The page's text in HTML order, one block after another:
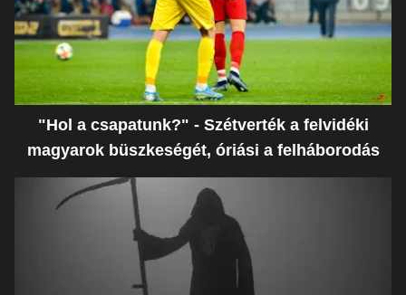
"Hol a csapatunk?" - Szétverték a felvidéki
magyarok büszkeségét, óriási a felháborodás